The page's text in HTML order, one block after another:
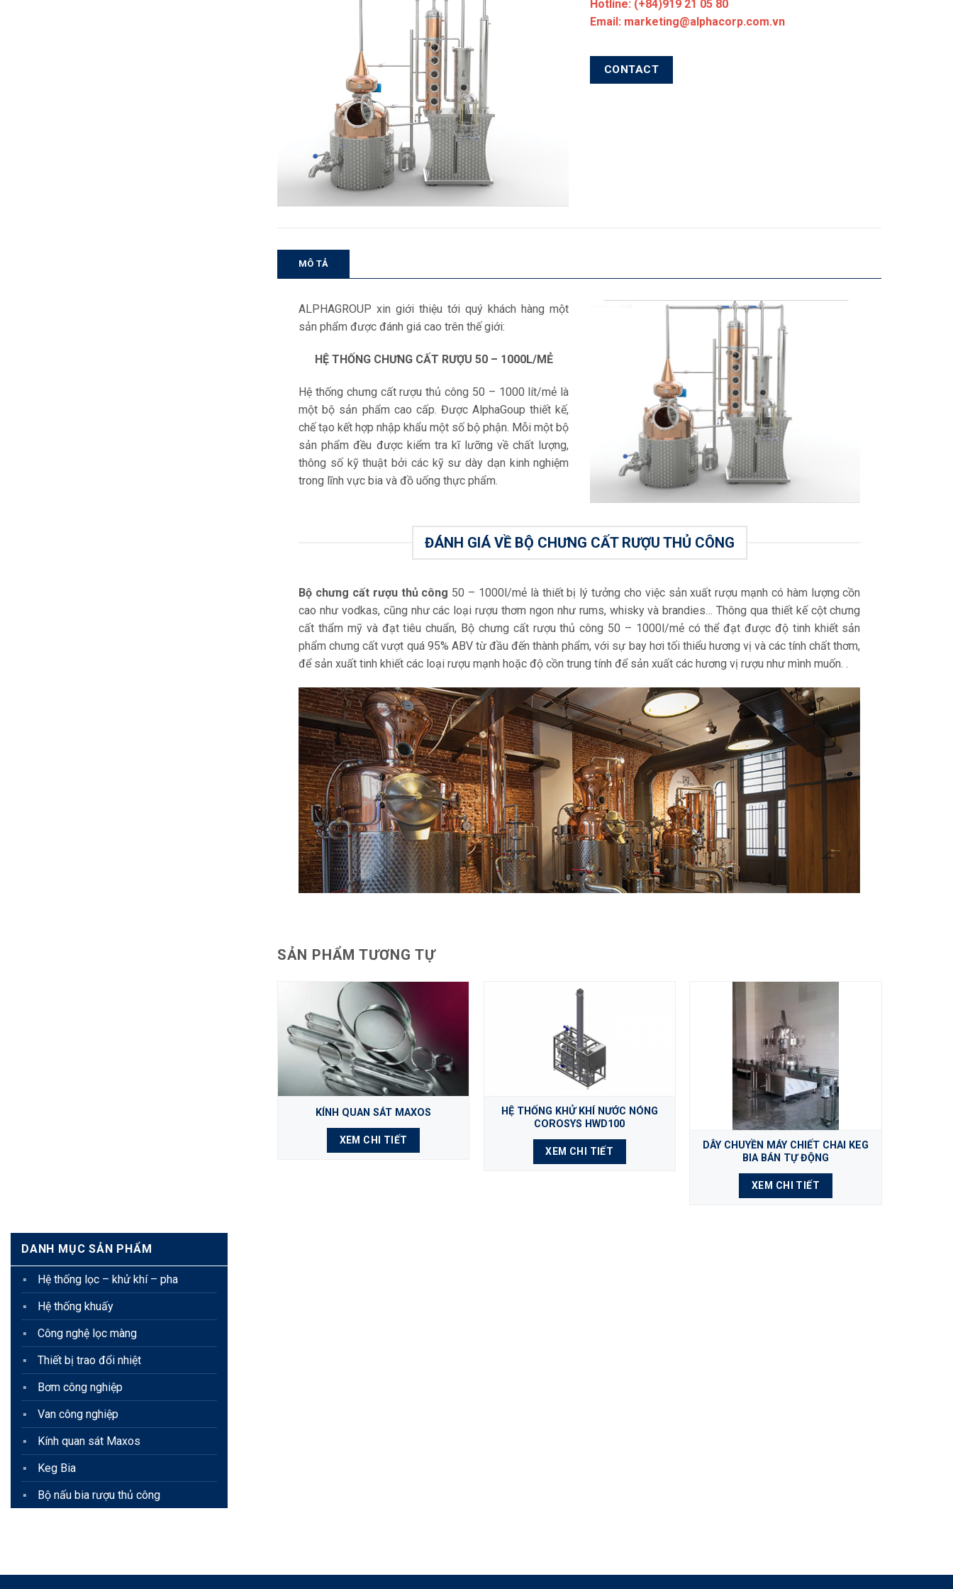
Hotline: (+84)919 21 05 80
Email: marketing@alphacorp.com.vn
CONTACT
MÔ TẢ
ALPHAGROUP xin giới thiệu tới quý khách hàng một
sản phẩm được đánh giá cao trên thế giới:
HỆ THỐNG CHƯNG CẤT RƯỢU 50 – 1000L/MẺ
Hệ thống chưng cất rượu thủ công 50 – 1000 lít/mẻ là
một bộ sản phẩm cao cấp. Được AlphaGoup thiết kế,
chế tạo kết hợp nhập khẩu một số bộ phận. Mỗi một bộ
sản phẩm đều được kiểm tra kĩ lưỡng về chất lượng,
thông số kỹ thuật bởi các kỹ sư dày dạn kinh nghiệm
trong lĩnh vực bia và đồ uống thực phẩm.
ĐÁNH GIÁ VỀ BỘ CHƯNG CẤT RƯỢU THỦ CÔNG
Bộ chưng cất rượu thủ công 50 – 1000l/mẻ là thiết bị lý tưởng cho việc sản xuất rượu mạnh có hàm lượng cồn
cao như vodkas, cũng như các loại rượu thơm ngon như rums, whisky và brandies… Thông qua thiết kế cột chưng
cất thẩm mỹ và đạt tiêu chuẩn, Bộ chưng cất rượu thủ công 50 – 1000l/mẻ có thể đạt được độ tinh khiết sản
phẩm chưng cất vượt quá 95% ABV từ đầu đến thành phẩm, với sự bay hơi tối thiểu hương vị và các tính chất thơm,
để sản xuất tinh khiết các loại rượu mạnh hoặc độ cồn trung tính để sản xuất các hương vị rượu như mình muốn. .
SẢN PHẨM TƯƠNG TỰ
KÍNH QUAN SÁT MAXOS
XEM CHI TIẾT
HỆ THỐNG KHỬ KHÍ NƯỚC NÓNG
COROSYS HWD100
XEM CHI TIẾT
DÂY CHUYỀN MÁY CHIẾT CHAI KEG
BIA BÁN TỰ ĐỘNG
XEM CHI TIẾT
DANH MỤC SẢN PHẨM
Hệ thống lọc – khử khí – pha
Hệ thống khuấy
Công nghệ lọc màng
Thiết bị trao đổi nhiệt
Bơm công nghiệp
Van công nghiệp
Kính quan sát Maxos
Keg Bia
Bộ nấu bia rượu thủ công